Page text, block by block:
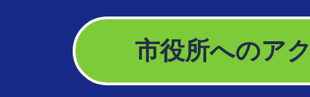
市役所へのア